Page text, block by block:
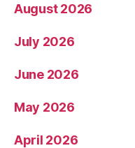
August 2026
July 2026
June 2026
May 2026
April 2026